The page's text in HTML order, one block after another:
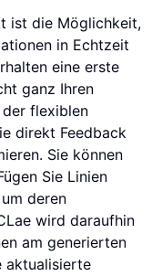
ist die Möglichkeit,
in Echtzeit
eine erste
ganz Ihren
flexiblen
direkt Feedback
Sie können
Sie Linien
deren
wird daraufhin
am generierten
aktualisierte